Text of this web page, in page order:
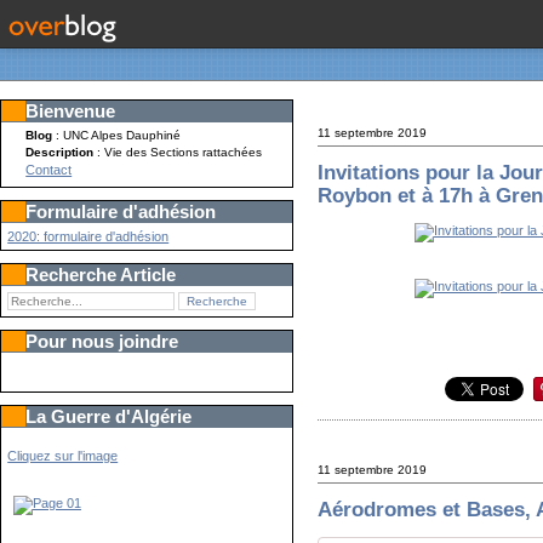
Bienvenue
Blog : UNC Alpes Dauphiné
Description: Vie des Sections rattachées
Contact
Formulaire d'adhésion
2020: formulaire d'adhésion
Recherche Article
Pour nous joindre
La Guerre d'Algérie
Cliquez sur l'image
11 septembre 2019
Invitations pour la
Roybon et à 17h à
11 septembre 2019
Aérodromes et Bases,